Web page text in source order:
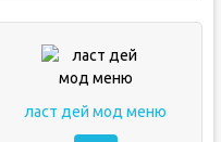
ласт дей мод меню